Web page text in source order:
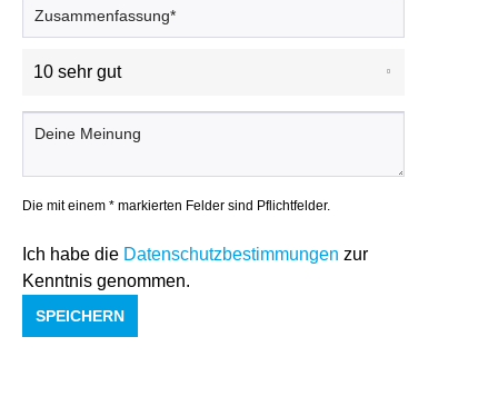
Die mit einem * markierten Felder sind Pflichtfelder.
Ich habe die Datenschutzbestimmungen zur
Kenntnis genommen.
SPEICHERN